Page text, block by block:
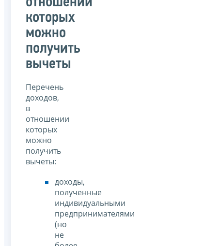
которых
можно
получить
вычеты
Перечень
доходов,
в
отношении
которых
можно
получить
вычеты:
доходы,
полученные
индивидуальными
предпринимателями
(но
не